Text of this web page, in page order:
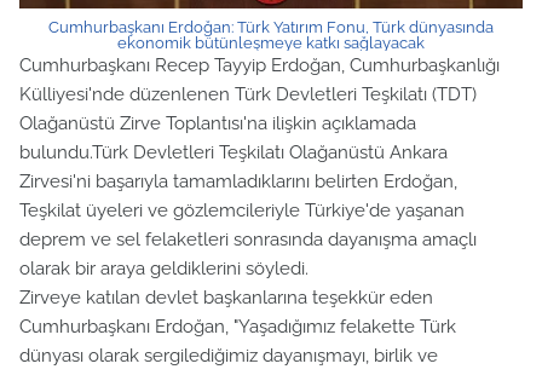
Cumhurbaşkanı Erdoğan: Türk Yatırım Fonu, Türk dünyasında
ekonomik bütünleşmeye katkı sağlayacak
Cumhurbaşkanı Recep Tayyip Erdoğan, Cumhurbaşkanlığı
Külliyesi'nde düzenlenen Türk Devletleri Teşkilatı (TDT)
Olağanüstü Zirve Toplantısı'na ilişkin açıklamada
bulundu.Türk Devletleri Teşkilatı Olağanüstü Ankara
Zirvesi'ni başarıyla tamamladıklarını belirten Erdoğan,
Teşkilat üyeleri ve gözlemcileriyle Türkiye'de yaşanan
deprem ve sel felaketleri sonrasında dayanışma amaçlı
olarak bir araya geldiklerini söyledi.
Zirveye katılan devlet başkanlarına teşekkür eden
Cumhurbaşkanı Erdoğan, "Yaşadığımız felakette Türk
dünyası olarak sergilediğimiz dayanışmayı, birlik ve